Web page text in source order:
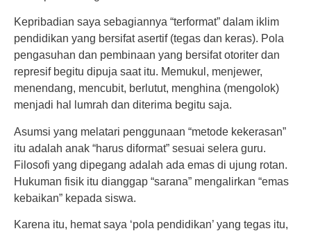
Kepribadian saya sebagiannya “terformat” dalam iklim
pendidikan yang bersifat asertif (tegas dan keras). Pola
pengasuhan dan pembinaan yang bersifat otoriter dan
represif begitu dipuja saat itu. Memukul, menjewer,
menendang, mencubit, berlutut, menghina (mengolok)
menjadi hal lumrah dan diterima begitu saja.
Asumsi yang melatari penggunaan “metode kekerasan”
itu adalah anak “harus diformat” sesuai selera guru.
Filosofi yang dipegang adalah ada emas di ujung rotan.
Hukuman fisik itu dianggap “sarana” mengalirkan “emas
kebaikan” kepada siswa.
Karena itu, hemat saya ‘pola pendidikan’ yang tegas itu,